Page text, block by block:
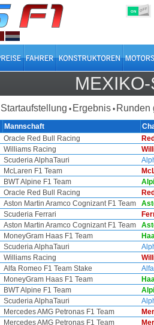
ON OFF
Startaufstellung • Ergebnis • Runden
Mannschaft
Oracle Red Bull Racing
Williams Racing
Scuderia AlphaTauri
McLaren F1 Team
BWT Alpine F1 Team
Oracle Red Bull Racing
Aston Martin Aramco Cognizant F1 Team
Scuderia Ferrari
Aston Martin Aramco Cognizant F1 Team
MoneyGram Haas F1 Team
Scuderia AlphaTauri
Williams Racing
Alfa Romeo F1 Team Stake
MoneyGram Haas F1 Team
BWT Alpine F1 Team
Scuderia AlphaTauri
Mercedes AMG Petronas F1 Team
Mercedes AMG Petronas F1 Team